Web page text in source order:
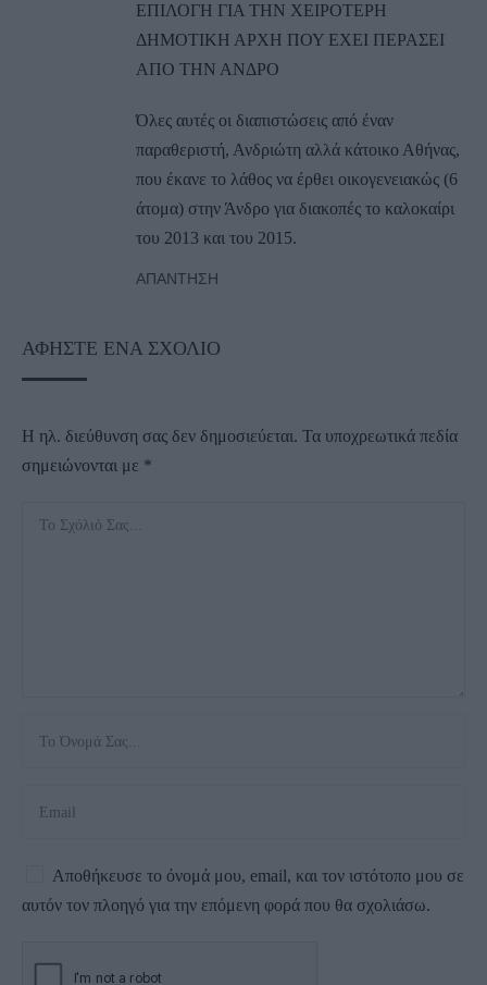
ΕΠΙΛΟΓΗ ΓΙΑ ΤΗΝ ΧΕΙΡΟΤΕΡΗ
ΔΗΜΟΤΙΚΗ ΑΡΧΗ ΠΟΥ ΕΧΕΙ ΠΕΡΑΣΕΙ
ΑΠΟ ΤΗΝ ΑΝΔΡΟ
Όλες αυτές οι διαπιστώσεις από έναν
παραθεριστή, Ανδριώτη αλλά κάτοικο Αθήνας,
που έκανε το λάθος να έρθει οικογενειακώς (6
άτομα) στην Άνδρο για διακοπές το καλοκαίρι
του 2013 και του 2015.
ΑΠΆΝΤΗΣΗ
ΑΦΉΣΤΕ ΈΝΑ ΣΧΌΛΙΟ
Η ηλ. διεύθυνση σας δεν δημοσιεύεται. Τα υποχρεωτικά πεδία
σημειώνονται με *
Αποθήκευσε το όνομά μου, email, και τον ιστότοπο μου σε
αυτόν τον πλοηγό για την επόμενη φορά που θα σχολιάσω.